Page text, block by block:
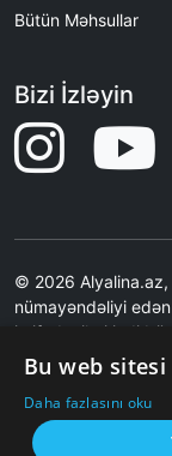
Bütün Məhsullar
Bizi İzləyin
© 2026 Alyalina.az,
nümayəndəliyi
istifadəçiləri indi
səhifəsindən
şəkillər üçün
Şəkilləri
Bu web
Daha fazlasını oku